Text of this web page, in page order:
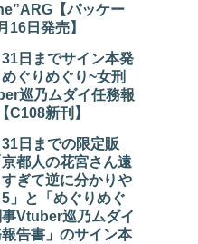
【パッケー
16日発売】
31日までサイン本発
ぐりめぐり~女刑
巡乃ムダイ任務報
C108新刊】
31日までの限定販
都人の花宮さん遠
すぎて逆に分かりや
」と「めぐりめぐ
事Vtuber巡乃ムダイ
告書」のサイン本